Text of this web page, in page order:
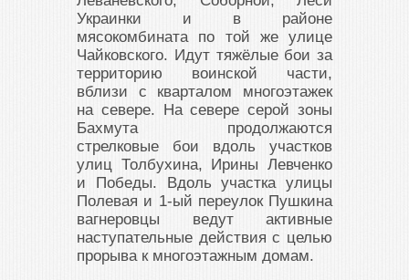
Украинки и в районе
мясокомбината по той же улице
Чайковского. Идут тяжёлые бои за
территорию воинской части,
вблизи с кварталом многоэтажек
на севере. На севере серой зоны
Бахмута продолжаются
стрелковые бои вдоль участков
улиц Толбухина, Ирины Левченко
и Победы. Вдоль участка улицы
Полевая и 1-ый переулок Пушкина
вагнеровцы ведут активные
наступательные действия с целью
прорыва к многоэтажным домам.